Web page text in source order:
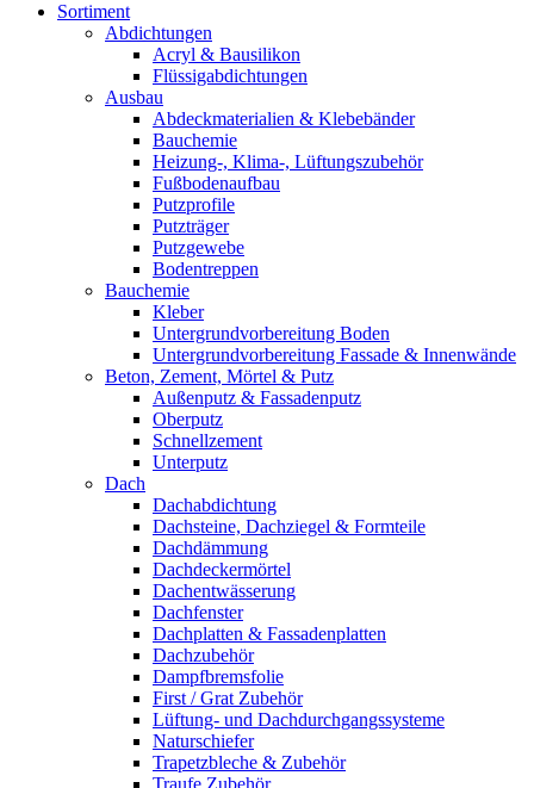
Sortiment
Abdichtungen
Acryl & Bausilikon
Flüssigabdichtungen
Ausbau
Abdeckmaterialien & Klebebänder
Bauchemie
Heizung-, Klima-, Lüftungszubehör
Fußbodenaufbau
Putzprofile
Putzträger
Putzgewebe
Bodentreppen
Bauchemie
Kleber
Untergrundvorbereitung Boden
Untergrundvorbereitung Fassade & Innenwände
Beton, Zement, Mörtel & Putz
Außenputz & Fassadenputz
Oberputz
Schnellzement
Unterputz
Dach
Dachabdichtung
Dachsteine, Dachziegel & Formteile
Dachdämmung
Dachdeckermörtel
Dachentwässerung
Dachfenster
Dachplatten & Fassadenplatten
Dachzubehör
Dampfbremsfolie
First / Grat Zubehör
Lüftung- und Dachdurchgangssysteme
Naturschiefer
Trapetzbleche & Zubehör
Traufe Zubehör